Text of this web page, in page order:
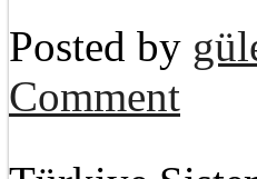
Posted by
Comment